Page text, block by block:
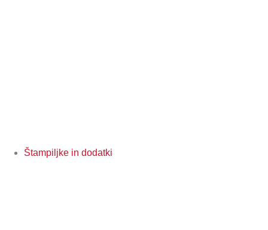
Štampiljke in dodatki